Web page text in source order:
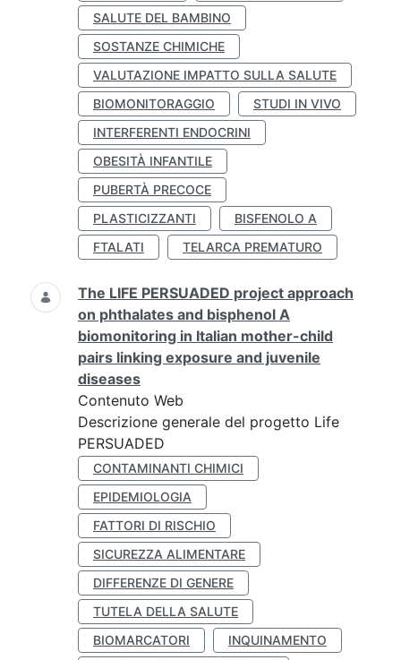
SALUTE DEL BAMBINO
SOSTANZE CHIMICHE
VALUTAZIONE IMPATTO SULLA SALUTE
BIOMONITORAGGIO
STUDI IN VIVO
INTERFERENTI ENDOCRINI
OBESITÀ INFANTILE
PUBERTÀ PRECOCE
PLASTICIZZANTI
BISFENOLO A
FTALATI
TELARCA PREMATURO
The LIFE PERSUADED project approach
on phthalates and bisphenol A
biomonitoring in Italian mother-child
pairs linking exposure and juvenile
diseases
Contenuto Web
Descrizione generale del progetto Life
PERSUADED
CONTAMINANTI CHIMICI
EPIDEMIOLOGIA
FATTORI DI RISCHIO
SICUREZZA ALIMENTARE
DIFFERENZE DI GENERE
TUTELA DELLA SALUTE
BIOMARCATORI
INQUINAMENTO